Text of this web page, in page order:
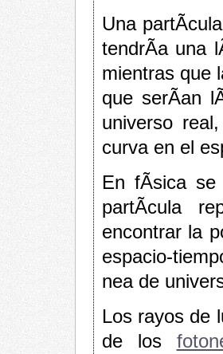
Una
tendrÃ­a una
mientras que
que serÃ­an
universo
curva en el
En fÃ­sica
partÃ­cula
encontrar la
espacio-
nea de
Los rayos de
de los